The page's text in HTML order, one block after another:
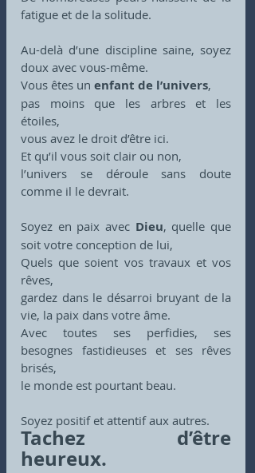
fatigue et de la solitude.
Au-delà d’une discipline saine, soyez
doux avec vous-même.
Vous êtes un enfant de l’univers,
pas moins que les arbres et les
étoiles,
vous avez le droit d’être ici.
Et qu’il vous soit clair ou non,
l’univers se déroule sans doute
comme il le devrait.
Soyez en paix avec Dieu, quelle que
soit votre conception de lui,
Quels que soient vos travaux et vos
rêves,
gardez dans le désarroi bruyant de la
vie, la paix dans votre âme.
Avec toutes ses perfidies, ses
besognes fastidieuses et ses rêves
brisés,
le monde est pourtant beau.
Soyez positif et attentif aux autres.
Tachez d’être
heureux.